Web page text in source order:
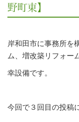
野町東】
岸和田市に事務所を
ム、増改築リフォー
幸設備です。
今回で３回目の投稿